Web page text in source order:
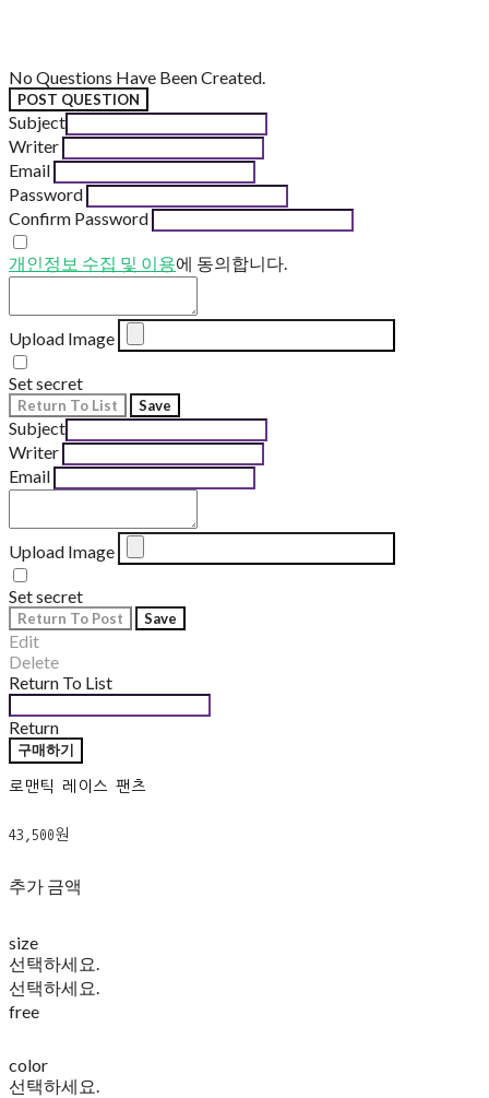
No Questions Have Been Created.
POST QUESTION
Subject
Writer
Email
Password
Confirm Password
개인정보 수집 및 이용에 동의합니다.
Upload Image
Set secret
Return To List Save
Subject
Writer
Email
Upload Image
Set secret
Return To Post Save
Edit
Delete
Return To List
Return
구매하기
로맨틱 레이스 팬츠
43,500원
추가 금액
size
선택하세요.
선택하세요.
free
color
선택하세요.